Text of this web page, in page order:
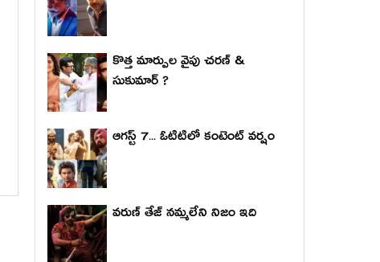
కొత్త మార్పుల వైపు చరణ్ &
సుకుమార్ ?
ఆగస్ట్ 7... ఓటిటిలో కంటెంట్ వర్షం
వరుణ్ తేజ్ నమ్మలేని నిజం ఇది